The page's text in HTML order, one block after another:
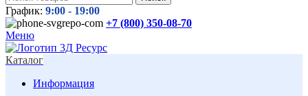
График: 9:00 - 19:00
+7 (800) 350-08-70
Меню
Каталог
Информация